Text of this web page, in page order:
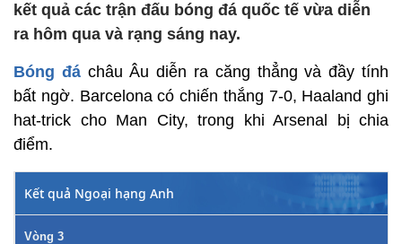
kết quả các trận đấu bóng đá quốc tế vừa diễn
ra hôm qua và rạng sáng nay.
Bóng đáchâu Âu diễn ra căng thẳng và đầy tính
bất ngờ. Barcelona có chiến thắng 7-0, Haaland ghi
hat-trick cho Man City, trong khi Arsenal bị chia
điểm.
Kết quả Ngoại hạng Anh
Vòng 3